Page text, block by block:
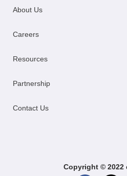
About Us
Careers
Resources
Partnership
Contact Us
Copyright © 2022